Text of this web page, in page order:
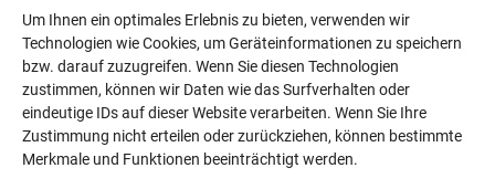
Um Ihnen ein optimales Erlebnis zu bieten, verwenden wir
Technologien wie Cookies, um Geräteinformationen zu speichern
bzw. darauf zuzugreifen. Wenn Sie diesen Technologien
zustimmen, können wir Daten wie das Surfverhalten oder
eindeutige IDs auf dieser Website verarbeiten. Wenn Sie Ihre
Zustimmung nicht erteilen oder zurückziehen, können bestimmte
Merkmale und Funktionen beeinträchtigt werden.